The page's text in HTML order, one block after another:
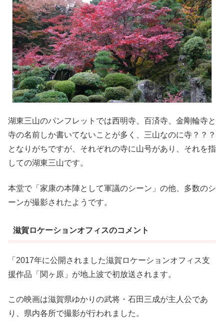
湖東三山のパンフレットでは西明寺、百済寺、金剛輪寺と
寺の名前しか書いてないことが多く、三山なのに寺？？？
となりがちですが、それぞれの寺に山号があり、それを指
しての湖東三山です。
本堂で「家康の本陣として軍議のシーン」の他、多数のシ
ーンが撮影されたようです。
滋賀ロケーションオフィスのコメント
「2017年に公開されました滋賀ロケーションオフィス支
援作品「関ヶ原」が地上波で初放送されます。
この映画は滋賀県ゆかりの武将・石田三成が主人公であ
り、県内各所で撮影が行われました。